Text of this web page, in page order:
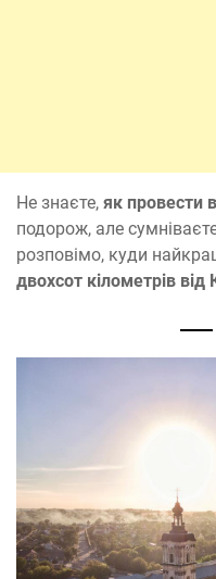
Не знаєте, як провести
подорож, але
розповімо, куди
двохсот кілометрів від